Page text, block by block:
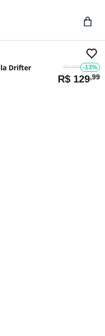
Drifter
R$ 149,99 -13%
R$ 129,99